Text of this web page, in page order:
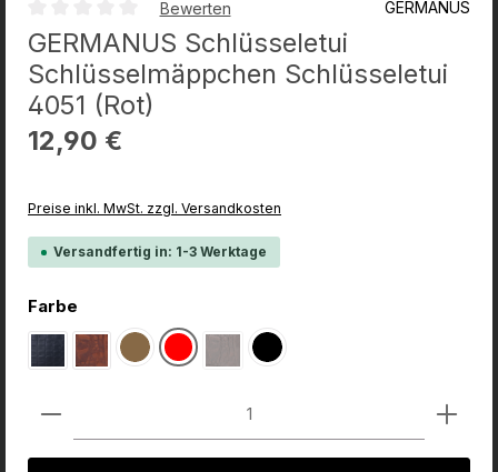
Durchschnittliche Bewertung von 0 von 5 Sternen
Bewerten GERMANUS
GERMANUS Schlüsseletui
Schlüsselmäppchen Schlüsseletui
4051 (Rot)
Regulärer Preis:
12,90 €
Preise inkl. MwSt. zzgl. Versandkosten
Versandfertig in: 1-3 Werktage
Farbe
Schwarz Croco
Braun Croco
Wildbraun
Rot Dunkelbraun Croco
(Diese Option ist zurzeit nicht verfügbar.)
Schwarz
Produkt Anzahl: Gib den gewünschten Wert ein